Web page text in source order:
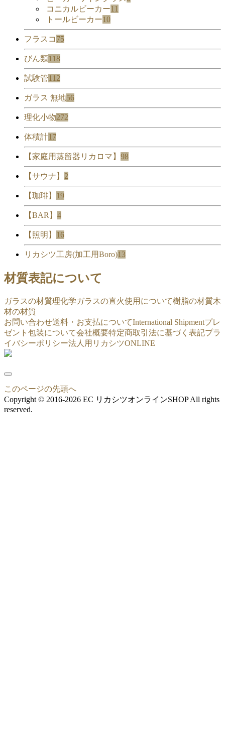
コニカルビーカー11
トールビーカー10
フラスコ 75
びん類118
試験管112
ガラス 無地56
理化小物272
体積計17
【家庭用蒸留器リカロマ】 98
【サウナ】 2
【珈琲】 19
【BAR】 4
【照明】 16
リカシツ工房(加工用Boro)13
材質表記について
ガラスの材質理化学ガラスの直火使用について樹脂の材質木
材の材質
お問い合わせ送料・お支払についてInternational Shipmentプレ
ゼント包装について会社概要特定商取引法に基づく表記プラ
イバシーポリシー法人用リカシツONLINE
このページの先頭へ
Copyright © 2016-2026 EC リカシツオンラインSHOP All rights
reserved.